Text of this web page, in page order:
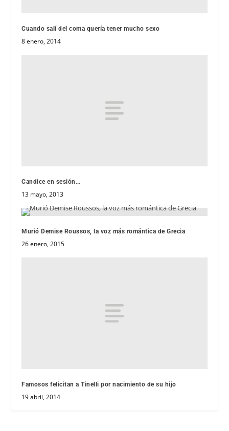
Cuando salí del coma quería tener mucho sexo
8 enero, 2014
Candice en sesión…
13 mayo, 2013
Murió Demise Roussos, la voz más romántica de Grecia
26 enero, 2015
Famosos felicitan a Tinelli por nacimiento de su hijo
19 abril, 2014